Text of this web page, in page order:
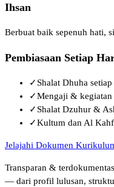
Ihsan
Berbuat baik sepenuh hati,
Pembiasaan Setiap
✓ Shalat Dhuha
✓Mengaji & kegiatan
✓ Shalat Dzuhur &
✓Kultum dan Al
Jelajahi Dokumen
Transparan &
— dari profil lulusan,